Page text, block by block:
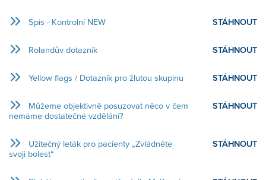
ČASOPIS - ARCHIV
KE STAŽENÍ
E-VÝUKA
VSTUP PRO ČLENY
PROJEKTY
PRESS / NEWS
AKCE / FOTOGALERIE
SIG SKUPINA
PRESS / NEWS
INFO PRO VEŘEJNOST
Spis - Kontrolní NEW STÁHNOUT
Rolandův dotazník STÁHNOUT
Yellow flags / Dotazník pro žlutou skupinu STÁHNOUT
Můžeme objektivně posuzovat něco v čem
nemáme dostatečné vzdělání?
STÁHNOUT
Užitečný leták pro pacienty „Zvládněte
svoji bolest“
STÁHNOUT